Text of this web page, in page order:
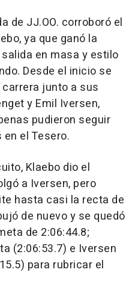
de JJ.OO. corroboró el
ya que ganó la
en masa y estilo
Desde el inicio se
junto a sus
y Emil Iversen,
pudieron seguir
el Tesero.
Klaebo dio el
a Iversen, pero
hasta casi la recta de
de nuevo y se quedó
de 2:06:44.8;
(2:06:53.7) e Iversen
para rubricar el